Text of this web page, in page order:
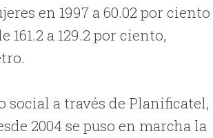
en 1997 a 60.02 por ciento
a 129.2 por ciento,
social a través de Planificatel,
2004 se puso en marcha la